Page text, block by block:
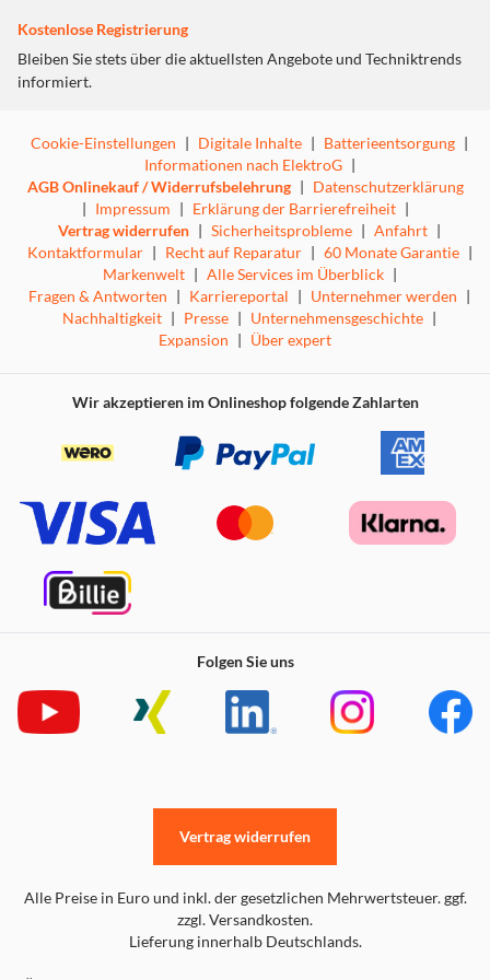
Kostenlose Registrierung
Bleiben Sie stets über die aktuellsten Angebote und Techniktrends
informiert.
Cookie-Einstellungen | Digitale Inhalte | Batterieentsorgung |
Informationen nach ElektroG |
AGB Onlinekauf / Widerrufsbelehrung | Datenschutzerklärung
| Impressum | Erklärung der Barrierefreiheit |
Vertrag widerrufen | Sicherheitsprobleme | Anfahrt |
Kontaktformular | Recht auf Reparatur | 60 Monate Garantie |
Markenwelt | Alle Services im Überblick |
Fragen & Antworten | Karriereportal | Unternehmer werden |
Nachhaltigkeit | Presse | Unternehmensgeschichte |
Expansion | Über expert
Wir akzeptieren im Onlineshop folgende Zahlarten
Folgen Sie uns
Alle Preise in Euro und inkl. der gesetzlichen Mehrwertsteuer. ggf.
zzgl. Versandkosten.
Lieferung innerhalb Deutschlands.
Vertrag widerrufen